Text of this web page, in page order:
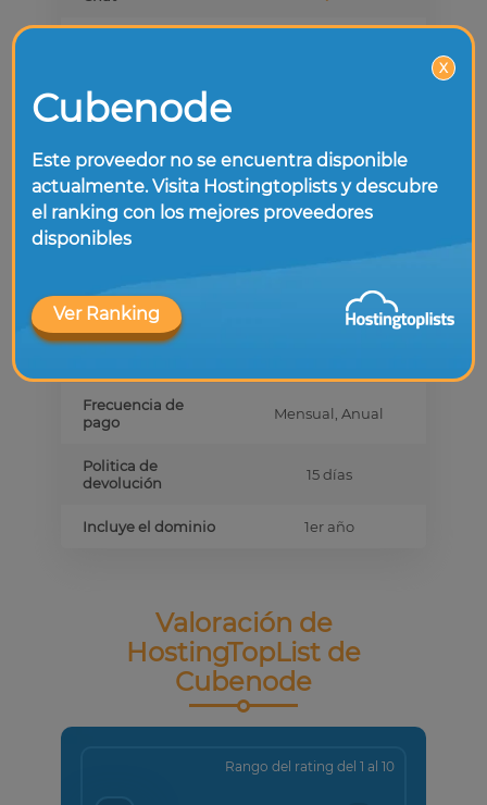
X
Cubenode
Este proveedor no se encuentra disponible
actualmente. Visita Hostingtoplists y descubre
el ranking con los mejores proveedores
disponibles
Ver Ranking
Soporte para
Planes básicos
Precio/mes
Descuento
promocional
Validez del
Frecuencia de
pago
Mensual, Anual
Politica de
devolución
15 días
Incluye el dominio 1er año
Valoración de
HostingTopList de
Cubenode
Rango del rating del 1 al 10